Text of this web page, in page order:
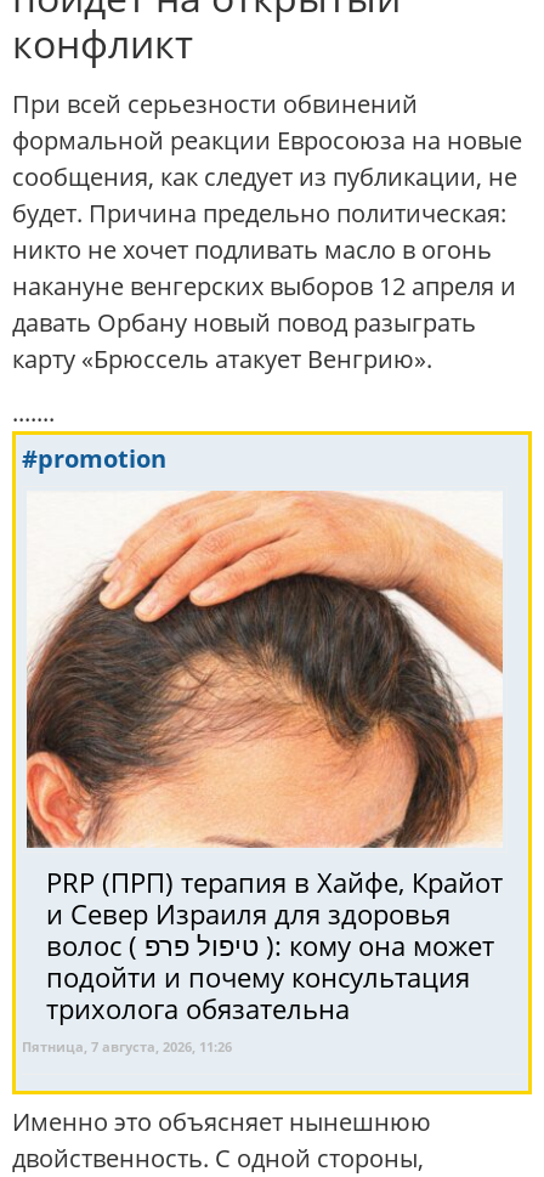
конфликт
При всей серьезности обвинений
формальной реакции Евросоюза на новые
сообщения, как следует из публикации, не
будет. Причина предельно политическая:
никто не хочет подливать масло в огонь
накануне венгерских выборов 12 апреля и
давать Орбану новый повод разыграть
карту «Брюссель атакует Венгрию».
.......
#promotion
PRP (ПРП) терапия в Хайфе, Крайот
и Север Израиля для здоровья
волос ( טיפול פרפ ): кому она может
подойти и почему консультация
трихолога обязательна
Пятница, 7 августа, 2026, 11:26
Именно это объясняет нынешнюю
двойственность. С одной стороны,